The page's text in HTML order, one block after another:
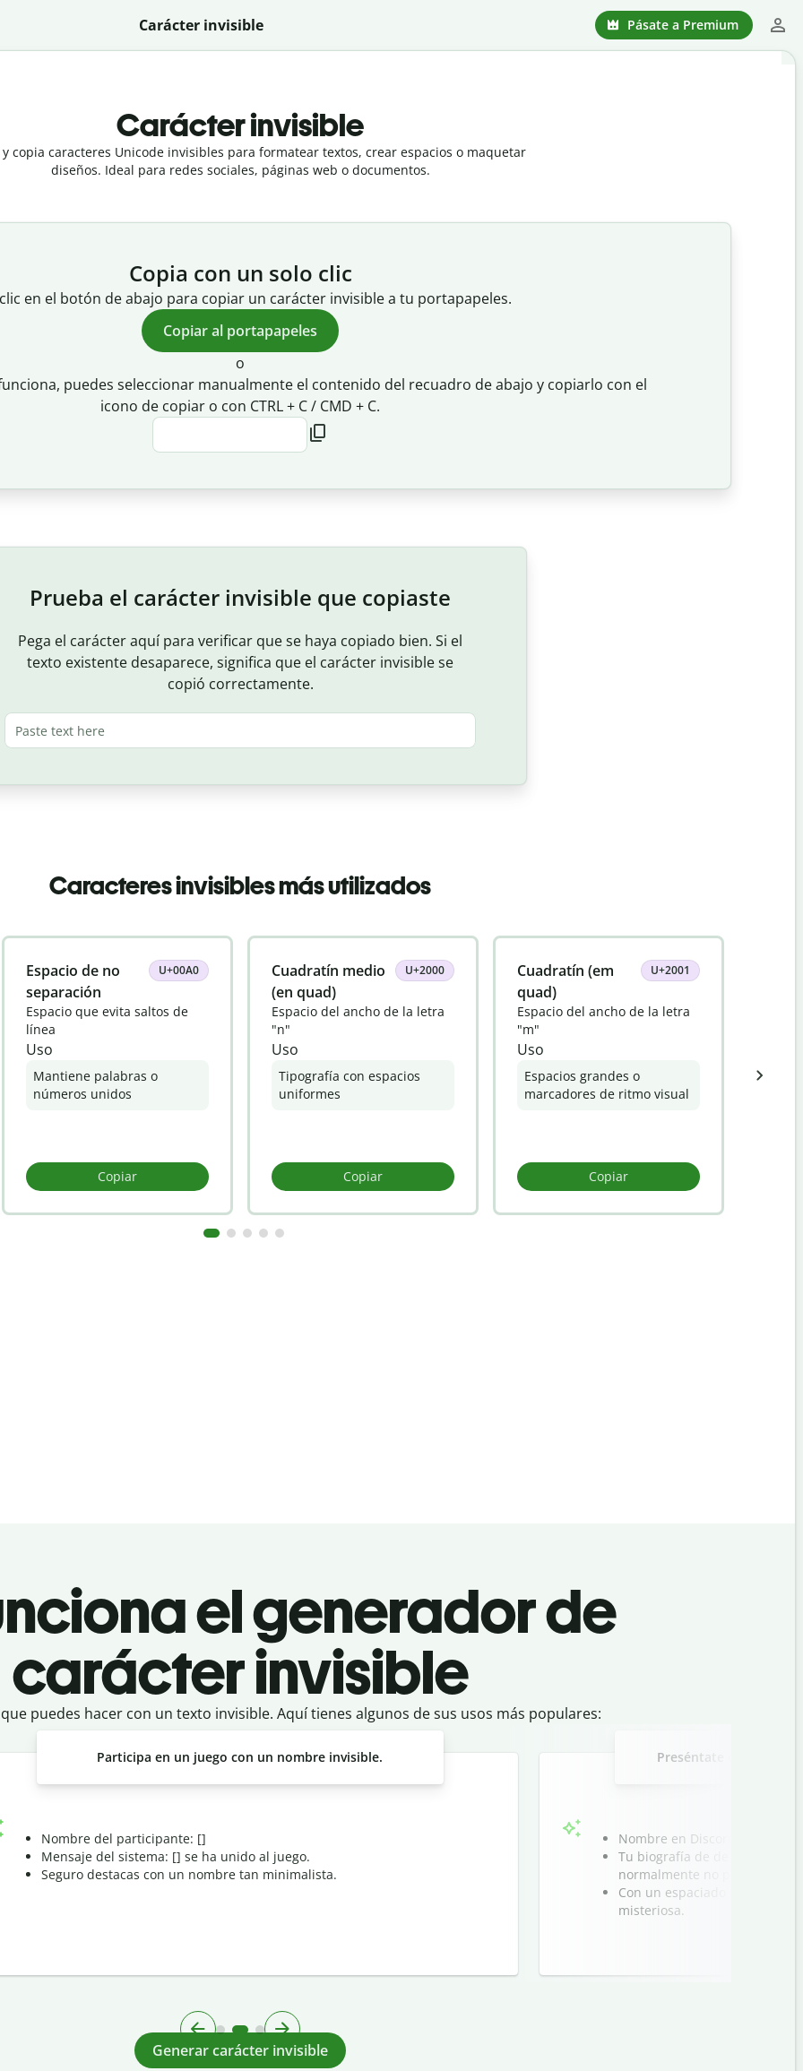
Carácter invisible Pásate a Premium
Carácter invisible
y copia caracteres Unicode invisibles para formatear textos, crear espacios o maquetar
diseños. Ideal para redes sociales, páginas web o documentos.
Copia con un solo clic
en el botón de abajo para copiar un carácter invisible a tu portapapeles.
Copiar al portapapeles
o
puedes seleccionar manualmente el contenido del recuadro de abajo y copiarlo con el
icono de copiar o con CTRL + C / CMD + C.
Prueba el carácter invisible que copiaste
Pega el carácter aquí para verificar que se haya copiado bien. Si el
texto existente desaparece, significa que el carácter invisible se
copió correctamente.
Caracteres invisibles más utilizados
Espacio de no
separación
U+00A0
Espacio que evita saltos de
línea
Uso
Mantiene palabras o
números unidos
Copiar
Cuadratín medio
(en quad)
U+2000
Espacio del ancho de la letra
"n"
Uso
Tipografía con espacios
uniformes
Copiar
Cuadratín (em
quad)
U+2001
Espacio del ancho de la letra
"m"
Uso
Espacios grandes o
marcadores de ritmo visual
Copiar
el generador de
carácter invisible
puedes hacer con un texto invisible. Aquí tienes algunos de sus usos más populares:
Participa en un juego con un nombre invisible.
Nombre del participante: [ㅤ]
Mensaje del sistema: [ㅤ] se ha unido al juego.
Seguro destacas con un nombre tan minimalista.
Preséntate con un
Nombre en Discord: Alex ツ
Tu biografía de de Instagram
normalmente no puedes
Con un espaciado perfecto
misteriosa.
Generar carácter invisible